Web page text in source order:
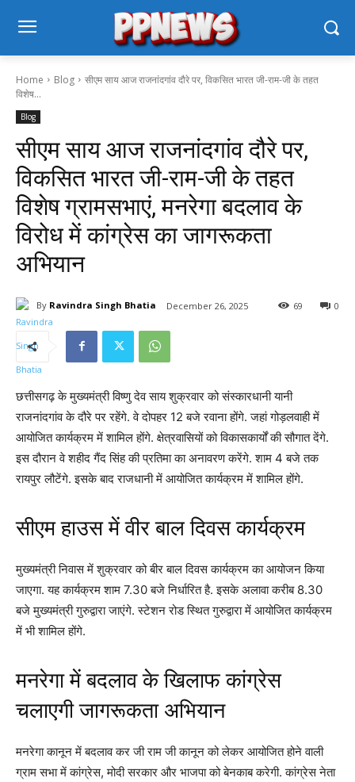
Home Blog
सीएम साय आज राजनांदगांव दौरे पर, विकसित भारत जी-राम-जी के तहत
विशेष...
Blog
सीएम साय आज राजनांदगांव दौरे पर,
विकसित भारत जी-राम-जी के तहत
विशेष ग्रामसभाएं, मनरेगा बदलाव के
विरोध में कांग्रेस का जागरूकता
अभियान
By Ravindra Singh Bhatia December 26, 2025 0
69
छत्तीसगढ़ के मुख्यमंत्री विष्णु देव साय शुक्रवार को संस्कारधानी यानी
राजनांदगांव के दौरे पर रहेंगे. वे दोपहर 12 बजे रवाना होंगे. जहां गोड़लवाही में
आयोजित कार्यक्रम में शामिल होंगे. क्षेत्रवासियों को विकासकार्यों की सौगात देंगे.
इस दौरान वे शहीद गैंद सिंह की प्रतिमा का अनावरण करेंगे. शाम 4 बजे तक
रायपुर लौटेंगे. इसके बाद राजधानी में आयोजित कार्यक्रम में शामिल होंगे.
सीएम हाउस में वीर बाल दिवस कार्यक्रम
मुख्यमंत्री निवास में शुक्रवार को बीर बाल दिवस कार्यक्रम का आयोजन किया
जाएगा. यह कार्यक्रम शाम 7.30 बजे निर्धारित है. इसके अलावा करीब 8.30
बजे मुख्यमंत्री गुरुद्वारा जाएंगे. स्टेशन रोड स्थित गुरुद्वारा में आयोजित कार्यक्रम
में भी शामिल होंगे.
मनरेगा में बदलाव के खिलाफ कांग्रेस
चलाएगी जागरूकता अभियान
मनरेगा कानून में बदलाव कर जी राम जी कानून को लेकर आयोजित होने वाली
ग्राम सभा में कांग्रेस, मोदी सरकार और भाजपा को बेनकाब करेगी. कांग्रेस नेता